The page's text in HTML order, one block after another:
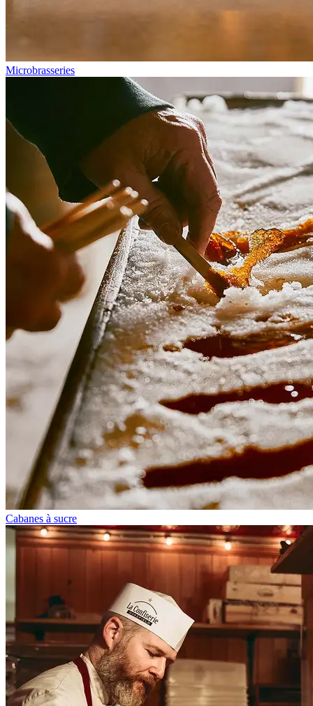
Microbrasseries
Cabanes à sucre